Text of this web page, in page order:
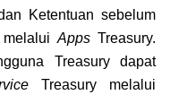
Ketentuan sebelum
Apps Treasury.
Treasury dapat